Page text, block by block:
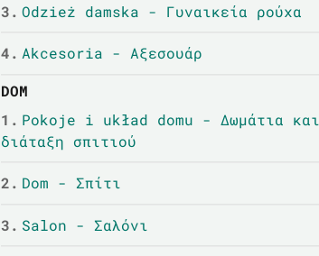
3. Odzież damska - Γυναικεία ρούχα
4. Akcesoria - Αξεσουάρ
DOM
1. Pokoje i układ domu - Δωμάτια και
διάταξη σπιτιού
2. Dom - Σπίτι
3. Salon - Σαλόνι